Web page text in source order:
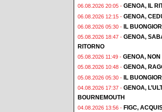
06.08.2026 20:05 - GENOA, IL
06.08.2026 12:15 - GENOA,
06.08.2026 05:30 - IL
05.08.2026 18:47 - GENOA,
RITORNO
05.08.2026 11:49 - GENOA,
05.08.2026 10:48 - GENOA,
05.08.2026 05:30 - IL
04.08.2026 17:37 - GENOA,
BOURNEMOUTH
04.08.2026 13:56 - FIGC,